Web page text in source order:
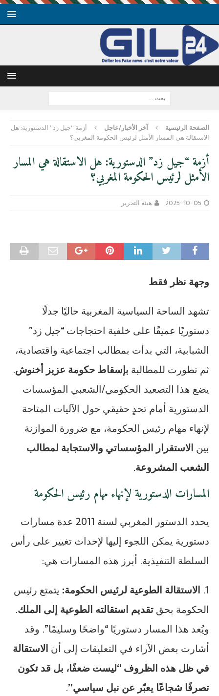
الصفحة الرئيسية آخر الأخبار/عاجل
أزمة “جيل زد” الدستورية: هل
الاستقالة هي المسار الأمثل لرئيس الحكومة المغربي؟
أزمة “جيل زد” الدستورية: هل الاستقالة هي المسار
الأمثل لرئيس الحكومة المغربي؟
2025-10-05 هيئة التحرير
وجهة نظر فقط
تشهد الساحة السياسية المغربية حاليًا جدلًا
دستوريًا عميقًا على خلفية احتجاجات “جيل زد”
الشبابية، التي بدأت بمطالب اجتماعية واقتصادية،
ثم تطورت للمطالبة بإسقاط حكومة عزيز أخنوش.
يضع هذا التصعيد الحكومي/الشعبي المؤسسات
الدستورية أمام تحدٍ حقيقي حول الآليات المتاحة
لإنهاء مهام رئيس الحكومة، مع ضرورة الموازنة
بين الاستقرار المؤسساتي والاستجابة لمطالب
الشعب المشروعة.
المسارات الدستورية لإنهاء مهام رئيس الحكومة
يحدد الدستور المغربي لسنة 2011 عدة مسارات
دستورية يمكن اللجوء إليها لإحداث تغيير على رأس
السلطة التنفيذية. أبرز هذه المسارات هي:
1. الاستقالة الطوعية لرئيس الحكومة: يتمتع رئيس
الحكومة بحقتقديم استقالته الطوعية إلى الملك.
ويُعد هذا المسار دستوريًا “واضحًا وسليمًا”. وقد
أشارت بعض الآراء في التعليقات إلى أن الاستقالة
في ظل هذه الظروف “ليست ضعفًا، بل قد تكون
تصرفًا شجاعًا يعبّر عن نبل سياسي”.